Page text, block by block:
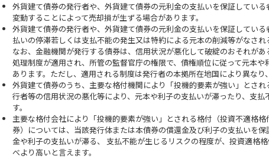
外貨建て債券の発行者や、外貨建て債券の元利金の支払いを保証してい
変動することによって売却損が生ずる場合があります。
外貨建て債券の発行者や、外貨建て債券の元利金の支払いを保証してい
払いの停滞若しくは支払不能の発生又は特約による元本の削減等がなされ
なお、金融機関が発行する債券は、信用状況が悪化して破綻のおそれが
処理制度が適用され、所管の監督官庁の権限で、債権順位に従って元本
あります。ただし、適用される制度は発行者の本拠所在地国により異なり
外貨建て債券のうち、主要な格付機関により「投機的要素が強い」とさ
行者等の信用状況の悪化等により、元本や利子の支払いが滞ったり、支
す。
主要な格付会社により「投機的要素が強い」とされる格付（投資不適格
券）については、当該発行体または本債券の償還金及び利子の支払いを
金や利子の支払いが滞る、 支払不能が生じるリスクの程度が、投資適格
べより高いと言えます。